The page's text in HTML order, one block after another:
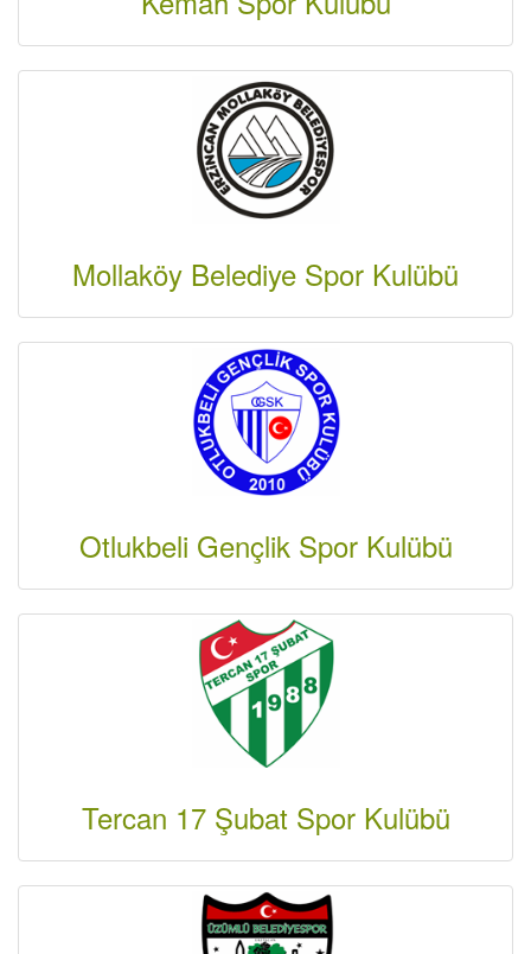
Mollaköy Belediye Spor Kulübü
Otlukbeli Gençlik Spor Kulübü
Tercan 17 Şubat Spor Kulübü